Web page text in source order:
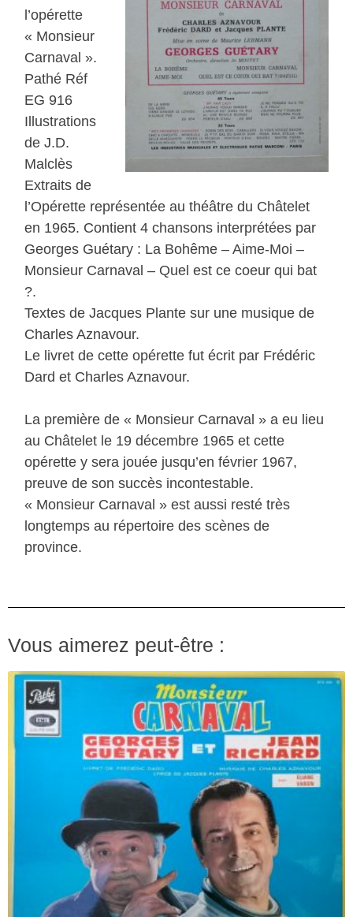
l’opérette
« Monsieur
Carnaval ».
Pathé Réf
EG 916
Illustrations
de J.D.
Malclès
Extraits de
l’Opérette représentée au théâtre du Châtelet
en 1965. Contient 4 chansons interprétées par
Georges Guétary : La Bohême – Aime-Moi –
Monsieur Carnaval – Quel est ce coeur qui bat
?.
Textes de Jacques Plante sur une musique de
Charles Aznavour.
Le livret de cette opérette fut écrit par Frédéric
Dard et Charles Aznavour.
La première de « Monsieur Carnaval » a eu lieu
au Châtelet le 19 décembre 1965 et cette
opérette y sera jouée jusqu’en février 1967,
preuve de son succès incontestable.
« Monsieur Carnaval » est aussi resté très
longtemps au répertoire des scènes de
province.
Vous aimerez peut-être :